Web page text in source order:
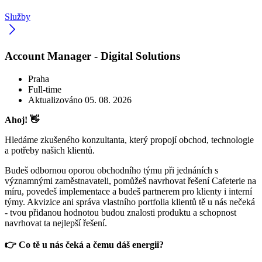
Služby
Account Manager - Digital Solutions
Praha
Full-time
Aktualizováno 05. 08. 2026
Ahoj! 👋
Hledáme zkušeného konzultanta, který propojí obchod, technologie
a potřeby našich klientů.
Budeš odbornou oporou obchodního týmu při jednáních s
významnými zaměstnavateli, pomůžeš navrhovat řešení Cafeterie na
míru, povedeš implementace a budeš partnerem pro klienty i interní
týmy. Akvizice ani správa vlastního portfolia klientů tě u nás nečeká
- tvou přidanou hodnotou budou znalosti produktu a schopnost
navrhovat ta nejlepší řešení.
👉 Co tě u nás čeká a čemu dáš energii?